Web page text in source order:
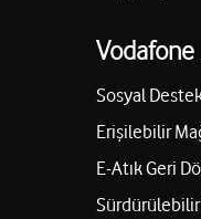
Sosyal
Erişilebilir
E-Atık Geri